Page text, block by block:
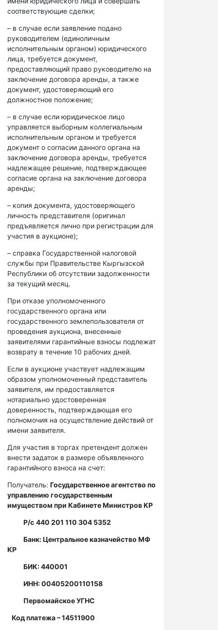
соответствующие сделки;
– в случае если заявление подано
руководителем (единоличным
исполнительным органом) юридического
лица, требуется документ,
предоставляющий право руководителю на
заключение договора аренды, а также
документ, удостоверяющий его
должностное положение;
– в случае если юридическое лицо
управляется выборным коллегиальным
исполнительным органом и требуется
документ о согласии данного органа на
заключение договора аренды, требуется
надлежащее решение, подтверждающее
согласие органа на заключение договора
аренды;
– копия документа, удостоверяющего
личность представителя (оригинал
предъявляется лично при регистрации для
участия в аукционе);
– справка Государственной налоговой
службы при Правительстве Кыргызской
Республики об отсутствии задолженности
за текущий месяц.
При отказе уполномоченного
государственного органа или
государственного землепользователя от
проведения аукциона, внесенные
заявителями гарантийные взносы подлежат
возврату в течение 10 рабочих дней.
Если в аукционе участвует надлежащим
образом уполномоченный представитель
заявителя, им предоставляется
нотариально удостоверенная
доверенность, подтверждающая его
полномочия на осуществление действий от
имени заявителя.
Для участия в торгах претендент должен
внести задаток в размере объявленного
гарантийного взноса на счет:
Получатель: Государственное агентство по
управлению государственным
имуществом при Кабинете Министров КР
Р/с 440 201 110 304 5352
Банк: Центральное казначейство МФ
КР
БИК: 440001
ИНН: 00405200110158
Первомайское УГНС
Код платежа – 14511900